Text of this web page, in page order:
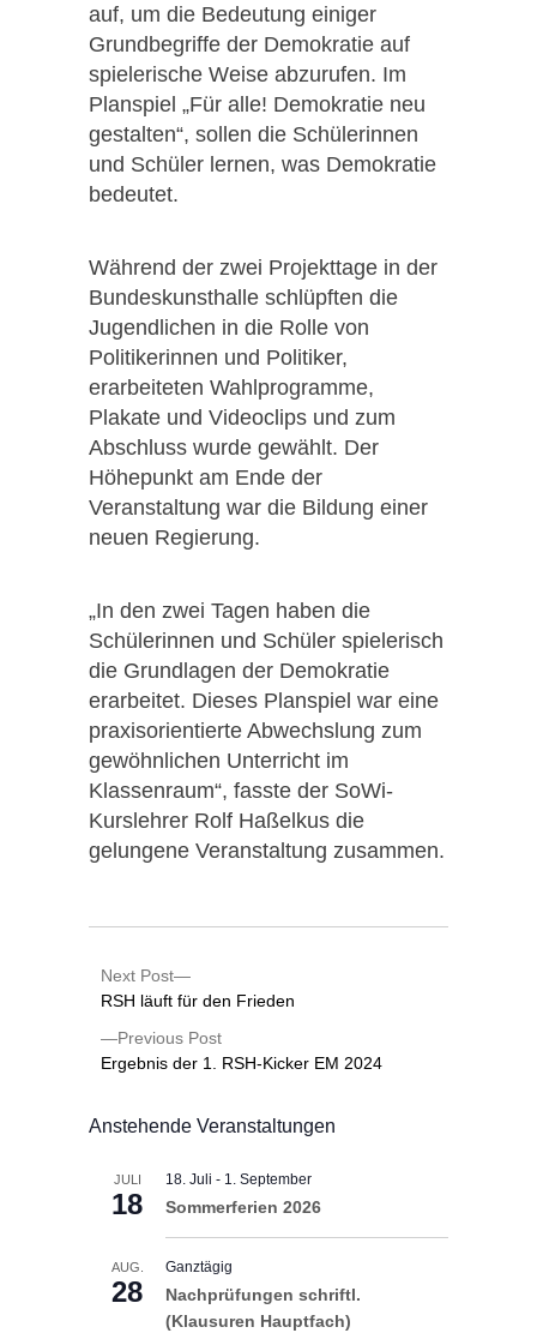
auf, um die Bedeutung einiger
Grundbegriffe der Demokratie auf
spielerische Weise abzurufen. Im
Planspiel „Für alle! Demokratie neu
gestalten“, sollen die Schülerinnen
und Schüler lernen, was Demokratie
bedeutet.
Während der zwei Projekttage in der
Bundeskunsthalle schlüpften die
Jugendlichen in die Rolle von
Politikerinnen und Politiker,
erarbeiteten Wahlprogramme,
Plakate und Videoclips und zum
Abschluss wurde gewählt. Der
Höhepunkt am Ende der
Veranstaltung war die Bildung einer
neuen Regierung.
„In den zwei Tagen haben die
Schülerinnen und Schüler spielerisch
die Grundlagen der Demokratie
erarbeitet. Dieses Planspiel war eine
praxisorientierte Abwechslung zum
gewöhnlichen Unterricht im
Klassenraum“, fasste der SoWi-
Kurslehrer Rolf Haßelkus die
gelungene Veranstaltung zusammen.
Previous Post
Ergebnis der 1. RSH-Kicker EM 2024
Next Post
RSH läuft für den Frieden
Anstehende Veranstaltungen
JULI
18
18. Juli - 1. September
Sommerferien 2026
AUG.
28
Ganztägig
Nachprüfungen schriftl.
(Klausuren Hauptfach)